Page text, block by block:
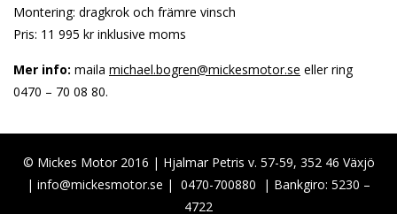
Montering: dragkrok och främre vinsch
Pris: 11 995 kr inklusive moms
Mer info: maila michael.bogren@mickesmotor.se eller ring
0470 – 70 08 80.
© Mickes Motor 2016 | Hjalmar Petris v. 57-59, 352 46 Växjö
| info@mickesmotor.se | 0470-700880 | Bankgiro: 5230 –
4722